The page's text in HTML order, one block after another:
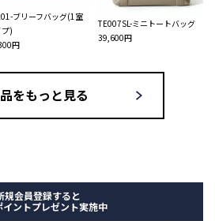
ブリーフバッグ(1室
)
円
TE007SL-ミニトートバッグ
39,600円
をもっと見る
規会員登録すると
ントプレゼント実施中